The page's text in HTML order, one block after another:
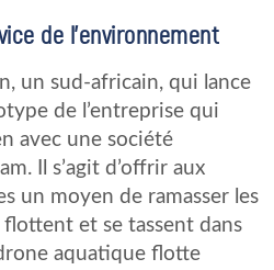
de l’environnement
un sud-africain, qui lance
de l’entreprise qui
avec une société
Il s’agit d’offrir aux
un moyen de ramasser les
et se tassent dans
aquatique flotte